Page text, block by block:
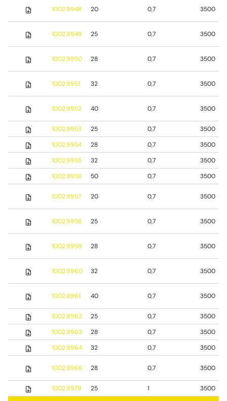
1002.9948 20 0,7 3500
1002.9949 25 0,7 3500
1002.9950 28 0,7 3500
1002.9951 32 0,7 3500
1002.9952 40 0,7 3500
1002.9953 25 0,7
3500
1002.9954
28 0,7
3500
1002.9955
32 0,7
3500
1002.9956
50 0,7 3500
1002.9957 20 0,7 3500
1002.9958 25 0,7 3500
1002.9959 28 0,7 3500
1002.9960 32 0,7 3500
1002.9961 40 0,7 3500
1002.9962 25 0,7
3500
1002.9963
28 0,7
3500
1002.9964
32 0,7 3500
1002.9966 28 0,7 3500
1002.9979 25 1
3500